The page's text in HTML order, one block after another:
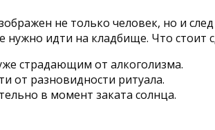
не только человек, но и
идти на кладбище. Что стоит
страдающим от алкоголизма.
от разновидности ритуала.
в момент заката солнца.